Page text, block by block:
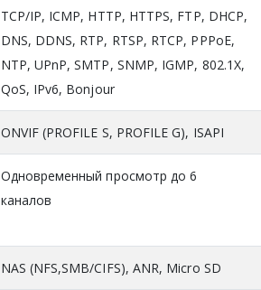
TCP/IP, ICMP, HTTP, HTTPS, FTP, DHCP,
DNS, DDNS, RTP, RTSP, RTCP, PPPoE,
NTP, UPnP, SMTP, SNMP, IGMP, 802.1X,
QoS, IPv6, Bonjour
ONVIF (PROFILE S, PROFILE G), ISAPI
Одновременный просмотр до 6
каналов
NAS (NFS,SMB/CIFS), ANR, Micro SD